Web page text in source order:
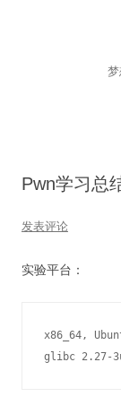
Pwn学习总
发表评论
实验平台：
x86_64,
glibc 2.27-